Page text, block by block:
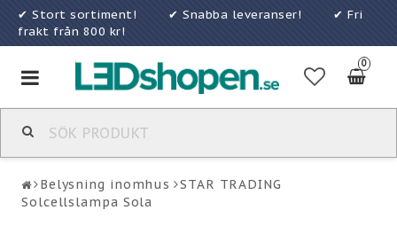
✔ Stort sortiment! ✔ Snabba leveranser! ✔ Fri
frakt från 800 kr!
0
Toggle
navigation
Belysning inomhus
STAR TRADING
Solcellslampa Sola